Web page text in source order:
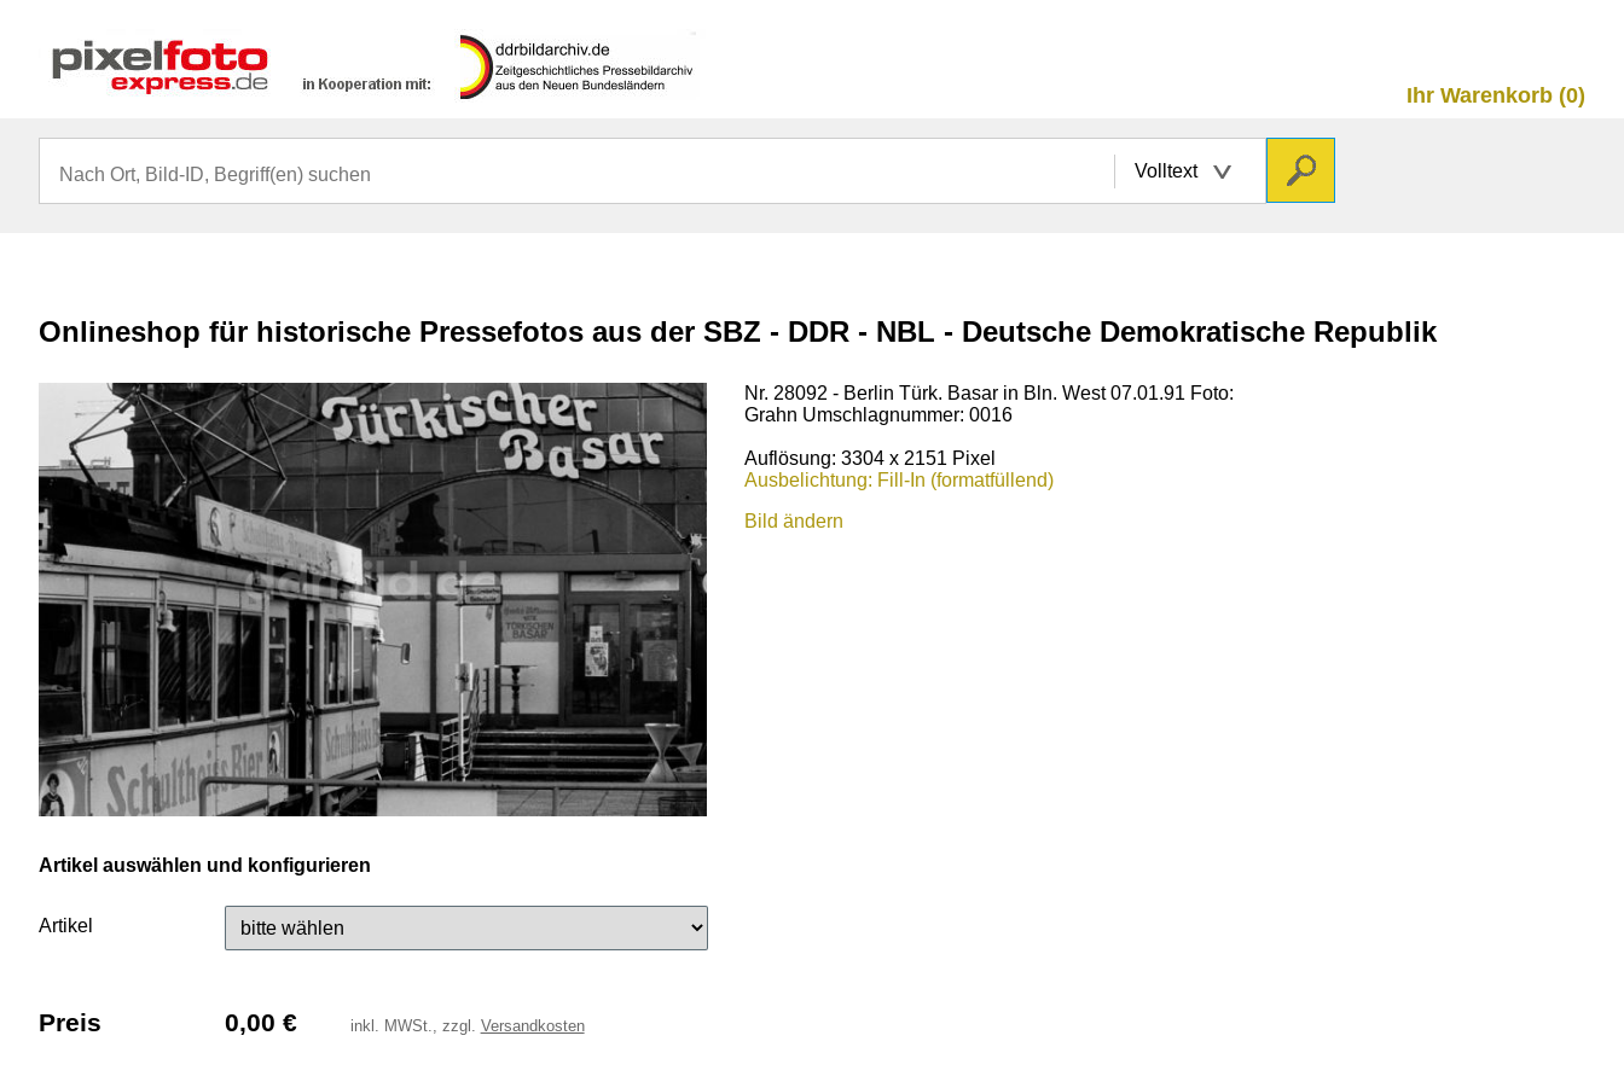
Ihr Warenkorb (0)
Volltext
Onlineshop für historische Pressefotos aus der SBZ - DDR - NBL - Deutsche Demokratische Republik
Nr. 28092 - Berlin Türk. Basar in Bln. West 07.01.91 Foto:
Grahn Umschlagnummer: 0016
Auflösung: 3304 x 2151 Pixel
Ausbelichtung: Fill-In (formatfüllend)
Bild ändern
Artikel auswählen und konfigurieren
Artikel
Preis 0,00 € inkl. MWSt., zzgl. Versandkosten